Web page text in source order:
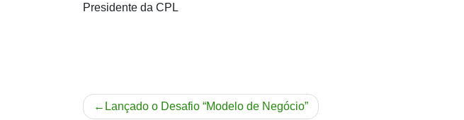
Presidente da CPL
Navegação
Lançado o Desafio “Modelo de Negócio”